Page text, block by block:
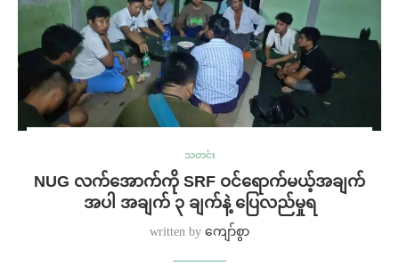
သတင်း
NUG လက်အောက်ကို SRF ဝင်ရောက်မယ့်အချက်
အပါ အချက် ၃ ချက်နဲ့ ပြေလည်မှုရ
written by ကျော်စွာ